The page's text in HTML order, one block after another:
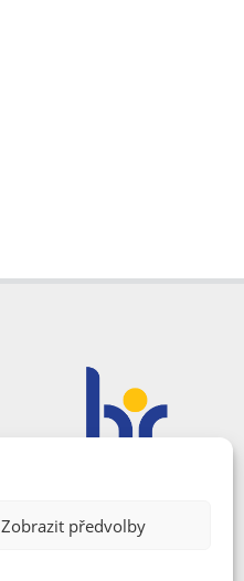
Zobrazit předvolby